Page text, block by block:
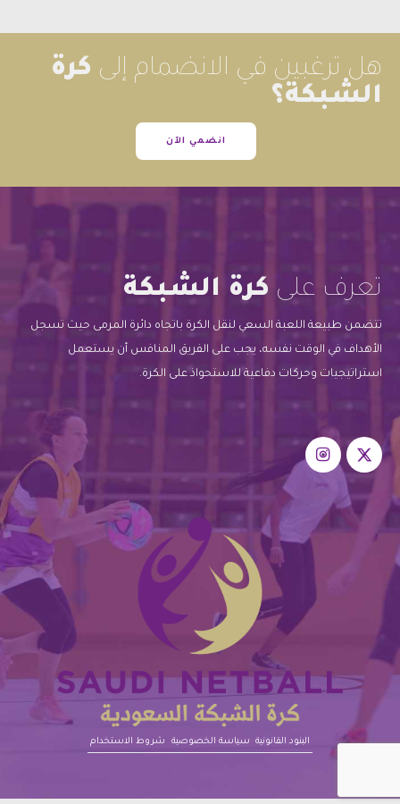
هل ترغبين في الانضمام إلى كرة
الشبكة؟
انضمي الآن
تعرف على كرة الشبكة
تتضمن طبيعة اللعبة السعي لنقل الكرة باتجاه دائرة المرمى حيث تسجل
الأهداف في الوقت نفسه، يجب على الفريق المنافس أن يستعمل
استراتيجيات وحركات دفاعية للاستحواذ على الكرة.
البنود القانونية‎‎ سياسة الخصوصية شروط الاستخدام